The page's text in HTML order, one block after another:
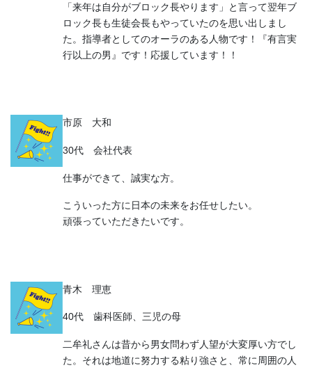
「来年は自分がブロック長やります」と言って翌年ブ
ロック長も生徒会長もやっていたのを思い出しまし
た。指導者としてのオーラのある人物です！『有言実
行以上の男』です！応援しています！！
市原 大和
30代 会社代表
仕事ができて、誠実な方。
こういった方に日本の未来をお任せしたい。
頑張っていただきたいです。
青木 理恵
40代 歯科医師、三児の母
二牟礼さんは昔から男女問わず人望が大変厚い方でし
た。それは地道に努力する粘り強さと、常に周囲の人